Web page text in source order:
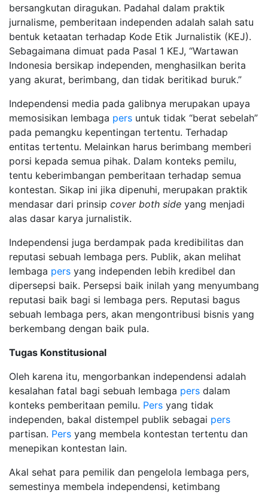
bersangkutan diragukan. Padahal dalam praktik
jurnalisme, pemberitaan independen adalah salah satu
bentuk ketaatan terhadap Kode Etik Jurnalistik (KEJ).
Sebagaimana dimuat pada Pasal 1 KEJ, “Wartawan
Indonesia bersikap independen, menghasilkan berita
yang akurat, berimbang, dan tidak beritikad buruk.”
Independensi media pada galibnya merupakan upaya
memosisikan lembaga pers untuk tidak “berat sebelah”
pada pemangku kepentingan tertentu. Terhadap
entitas tertentu. Melainkan harus berimbang memberi
porsi kepada semua pihak. Dalam konteks pemilu,
tentu keberimbangan pemberitaan terhadap semua
kontestan. Sikap ini jika dipenuhi, merupakan praktik
mendasar dari prinsip cover both side yang menjadi
alas dasar karya jurnalistik.
Independensi juga berdampak pada kredibilitas dan
reputasi sebuah lembaga pers. Publik, akan melihat
lembaga pers yang independen lebih kredibel dan
dipersepsi baik. Persepsi baik inilah yang menyumbang
reputasi baik bagi si lembaga pers. Reputasi bagus
sebuah lembaga pers, akan mengontribusi bisnis yang
berkembang dengan baik pula.
Tugas Konstitusional
Oleh karena itu, mengorbankan independensi adalah
kesalahan fatal bagi sebuah lembaga pers dalam
konteks pemberitaan pemilu. Pers yang tidak
independen, bakal distempel publik sebagai pers
partisan. Pers yang membela kontestan tertentu dan
menepikan kontestan lain.
Akal sehat para pemilik dan pengelola lembaga pers,
semestinya membela independensi, ketimbang